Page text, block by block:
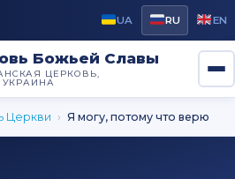
UA RU EN
Божьей Славы
ЦЕРКОВЬ,
УКРАИНА
Церкви › Я могу, потому что верю